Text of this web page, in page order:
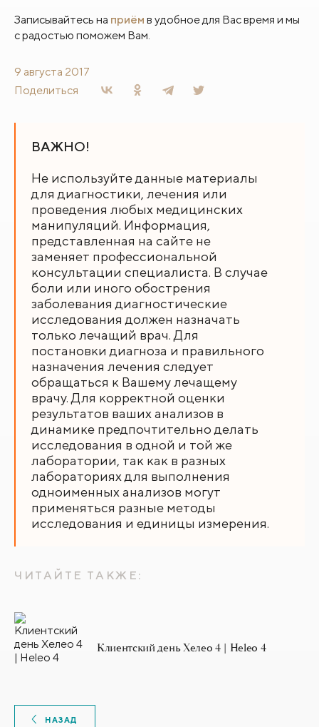
Записывайтесь на приём в удобное для Вас время и мы
с радостью поможем Вам.
9 августа 2017
Поделиться
ВАЖНО!
Не используйте данные материалы
для диагностики, лечения или
проведения любых медицинских
манипуляций. Информация,
представленная на сайте не
заменяет профессиональной
консультации специалиста. В случае
боли или иного обострения
заболевания диагностические
исследования должен назначать
только лечащий врач. Для
постановки диагноза и правильного
назначения лечения следует
обращаться к Вашему лечащему
врачу. Для корректной оценки
результатов ваших анализов в
динамике предпочтительно делать
исследования в одной и той же
лаборатории, так как в разных
лабораториях для выполнения
одноименных анализов могут
применяться разные методы
исследования и единицы измерения.
ЧИТАЙТЕ ТАКЖЕ:
Клиентский день Хелео 4 | Heleo 4
НАЗАД